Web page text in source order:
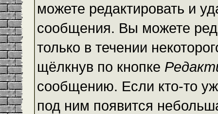
можете редактировать и
сообщения. Вы можете
только в течении
щёлкнув по кнопке
сообщению. Если кто-то
под ним появится